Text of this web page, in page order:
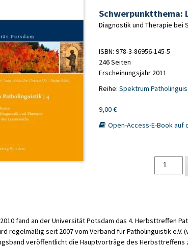
Schwerpunktthema:
Diagnostik und Therapie bei
ISBN: 978-3-86956-145-5
246 Seiten
Erscheinungsjahr 2011
Reihe: Spektrum
9,00€
Open-Access-E-Book
fand an der Universität Potsdam das 4. Herbsttreffen
regelmäßig seit 2007 vom Verband für Patholinguistik e.V.
veröffentlicht die Hauptvorträge des Herbsttreffens